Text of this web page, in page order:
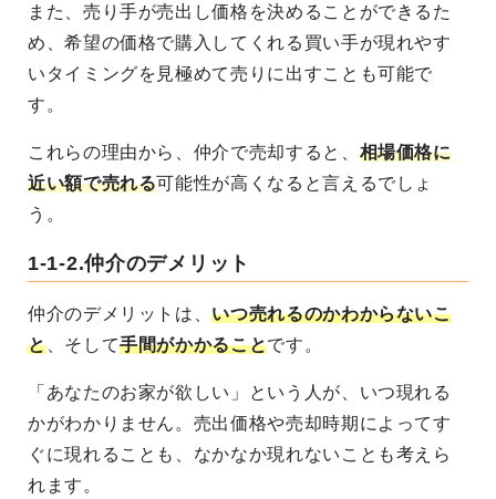
また、売り手が売出し価格を決めることができるた
め、希望の価格で購入してくれる買い手が現れやす
いタイミングを見極めて売りに出すことも可能で
す。
これらの理由から、仲介で売却すると、 相場価格に
近い額で売れる可能性が高くなると言えるでしょ
う。
1-1-2.仲介のデメリット
仲介のデメリットは、いつ売れるのかわからないこ
と、そして手間がかかることです。
「あなたのお家が欲しい」という人が、いつ現れる
かがわかりません。売出価格や売却時期によってす
ぐに現れることも、なかなか現れないことも考えら
れます。